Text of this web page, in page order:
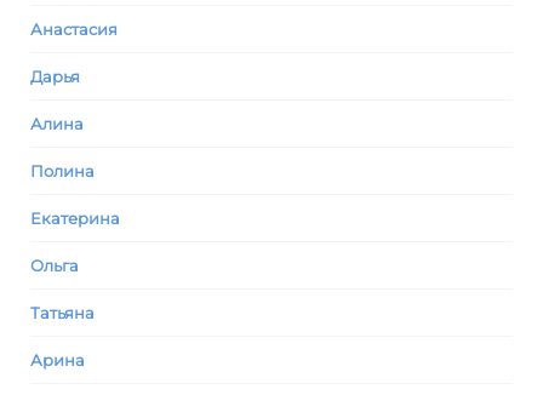
Анастасия
Дарья
Алина
Полина
Екатерина
Ольга
Татьяна
Арина